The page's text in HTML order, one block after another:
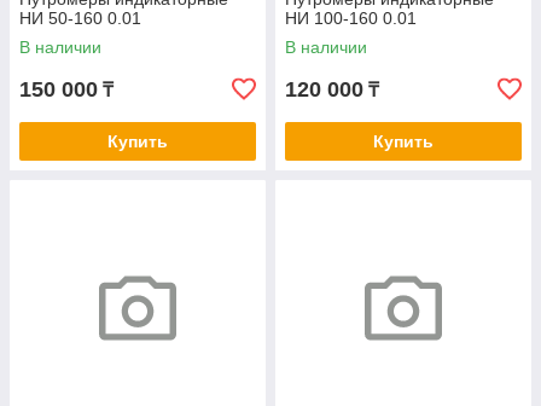
НИ 50-160 0.01
В наличии
150 000 ₸
Купить
НИ 100-160 0.01
В наличии
120 000 ₸
Купить